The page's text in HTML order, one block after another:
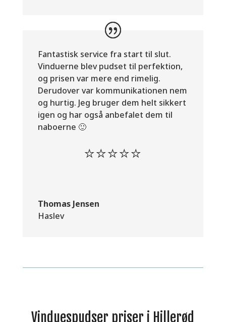
Fantastisk service fra start til slut.
Vinduerne blev pudset til perfektion,
og prisen var mere end rimelig.
Derudover var kommunikationen nem
og hurtig. Jeg bruger dem helt sikkert
igen og har også anbefalet dem til
naboerne 🙂
⭐⭐⭐⭐⭐
Thomas Jensen
Haslev
Vinduespudser priser i Hillerød